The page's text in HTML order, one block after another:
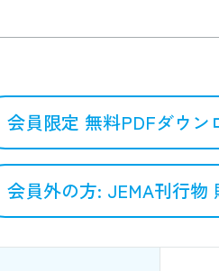
会員限定 無料PDFダウン
会員外の方: JEMA刊行物